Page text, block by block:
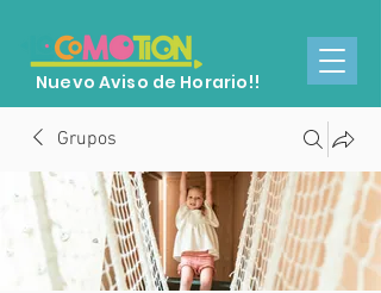
Nuevo Aviso de Horario!!
Grupos